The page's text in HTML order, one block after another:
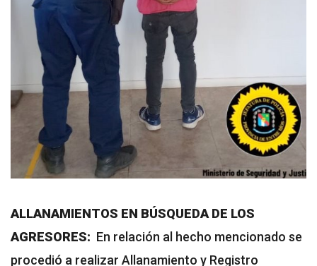
ALLANAMIENTOS EN BÚSQUEDA DE LOS
AGRESORES: En relación al hecho mencionado se
procedió a realizar Allanamiento y Registro